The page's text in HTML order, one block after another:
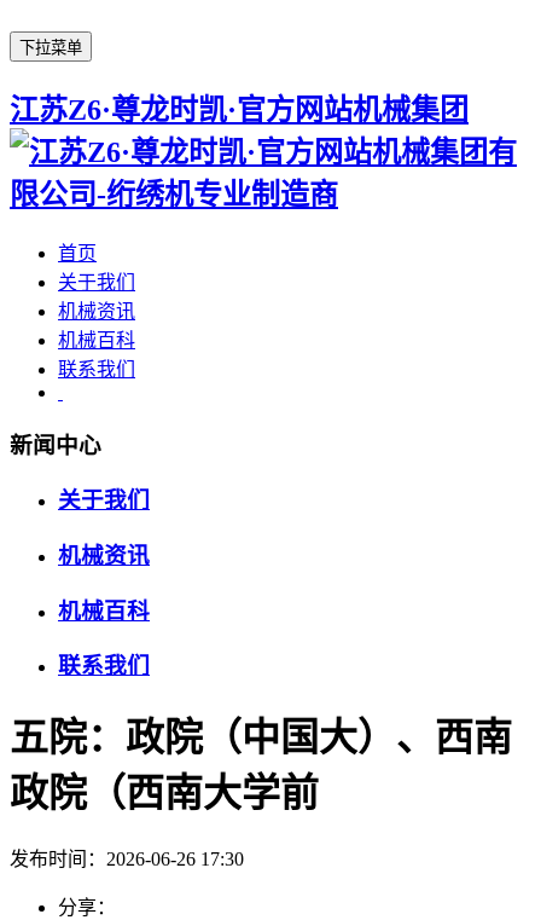
下拉菜单
江苏Z6·尊龙时凯·官方网站机械集团
首页
关于我们
机械资讯
机械百科
联系我们
新闻中心
关于我们
机械资讯
机械百科
联系我们
五院：政院（中国大）、西南
政院（西南大学前
发布时间：2026-06-26 17:30
分享：